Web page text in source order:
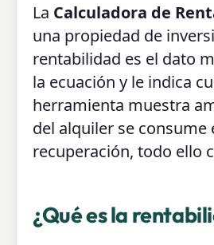
La Calculadora de
una propiedad de
rentabilidad es el dato
la ecuación y le indica
herramienta muestra
del alquiler se
recuperación, todo ello
¿Qué es la